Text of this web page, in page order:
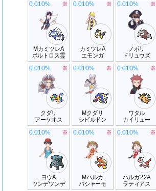
MカミツレA
ボルトロス霊
0.010% ※
カミツレA
エモンガ
0.010% ※
ノボリ
ドリュウズ
0.010% ※
クダリ
アーケオス
0.010% ※
Mクダリ
シビルドン
0.010% ※
ワタル
カイリュー
0.010% ※
ヨウA
ツンデツンデ
0.010% ※
Mハルカ
バシャーモ
0.010% ※
ハルカ'22A
ラティアス
0.010% ※